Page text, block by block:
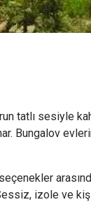
tatlı sesiyle
Bungalov
izole ve